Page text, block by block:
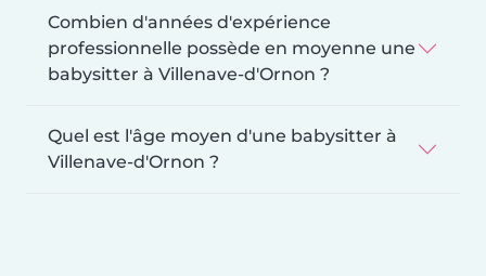
Combien d'années d'expérience
professionnelle possède en moyenne une
babysitter à Villenave-d'Ornon ?
Quel est l'âge moyen d'une babysitter à
Villenave-d'Ornon ?